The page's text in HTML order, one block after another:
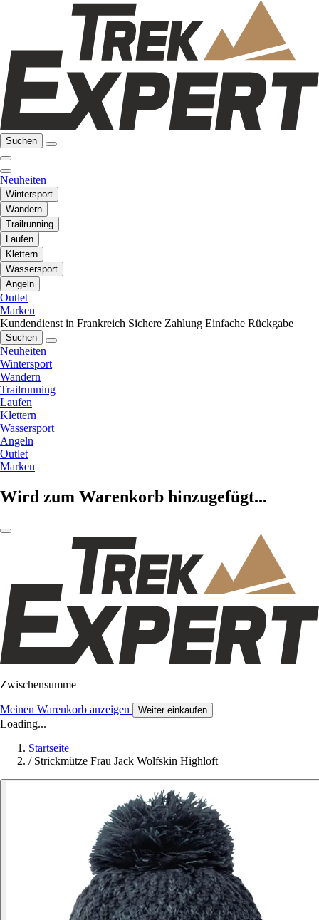
Suchen
Neuheiten
Wintersport
Wandern
Trailrunning
Laufen
Klettern
Wassersport
Angeln
Outlet
Marken
Kundendienst in Frankreich Sichere Zahlung Einfache Rückgabe
Suchen
Neuheiten
Wintersport
Wandern
Trailrunning
Laufen
Klettern
Wassersport
Angeln
Outlet
Marken
Wird zum Warenkorb hinzugefügt...
Zwischensumme
Meinen Warenkorb anzeigen Weiter einkaufen
Loading...
Startseite
/ Strickmütze Frau Jack Wolfskin Highloft